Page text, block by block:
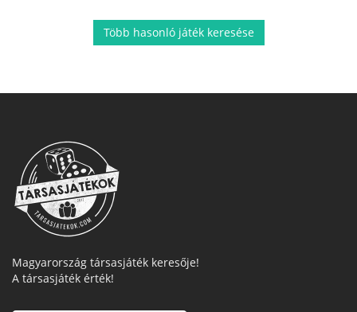
Több hasonló játék keresése
Magyarország társasjáték keresője!
A társasjáték érték!